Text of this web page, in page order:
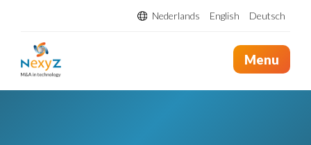
Nederlands English Deutsch
Menu